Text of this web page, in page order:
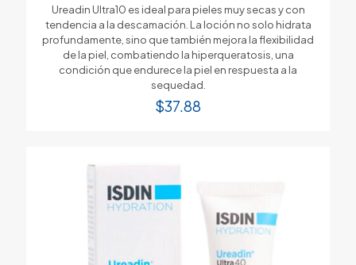
Ureadin Ultra10 es ideal para pieles muy secas y con
tendencia a la descamación. La loción no solo hidrata
profundamente, sino que también mejora la flexibilidad
de la piel, combatiendo la hiperqueratosis, una
condición que endurece la piel en respuesta a la
sequedad.
$37.88